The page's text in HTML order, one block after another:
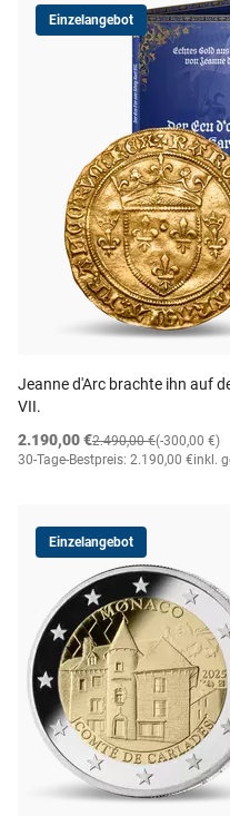
Einzelangebot
Jeanne d'Arc brachte ihn auf
VII.
2.190,00 €
(-300,00 €)
2.490,00 €
30-Tage-Bestpreis: 2.190,00 €inkl.
Einzelangebot